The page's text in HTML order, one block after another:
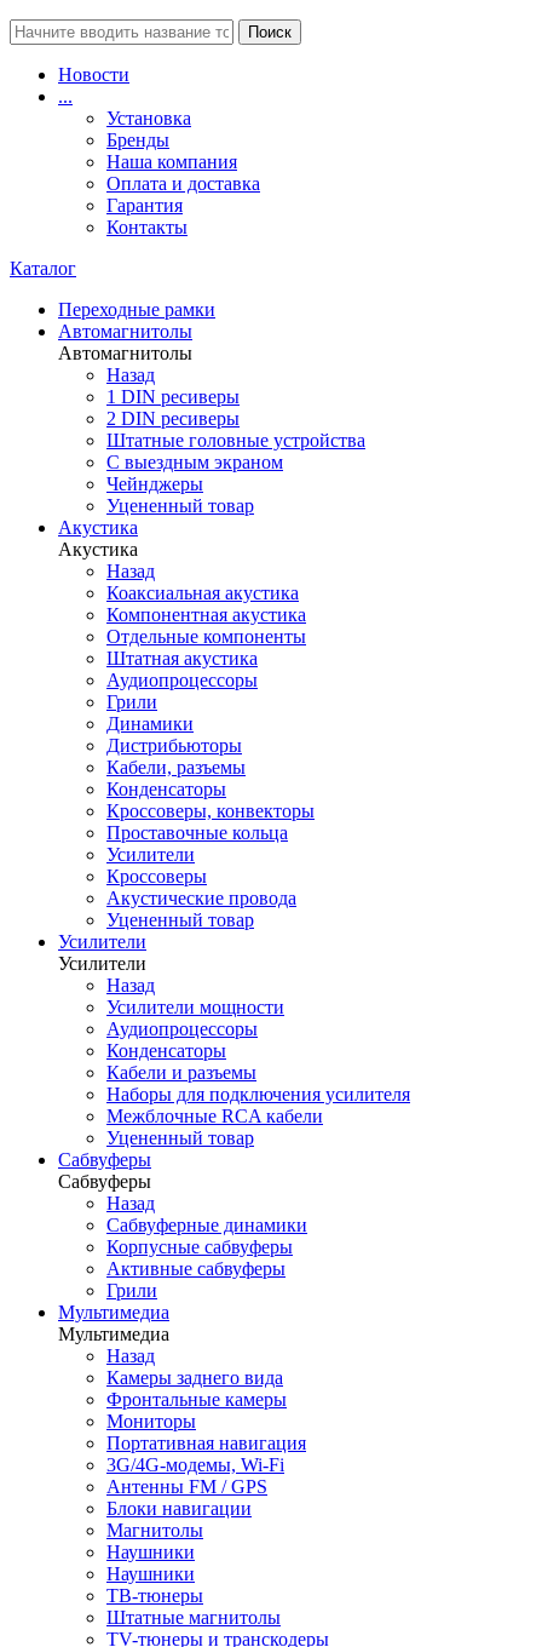
Поиск
Новости
...
Установка
Бренды
Наша компания
Оплата и доставка
Гарантия
Контакты
Каталог
Переходные рамки
Автомагнитолы
Автомагнитолы
Назад
1 DIN ресиверы
2 DIN ресиверы
Штатные головные устройства
С выездным экраном
Чейнджеры
Уцененный товар
Акустика
Акустика
Назад
Коаксиальная акустика
Компонентная акустика
Отдельные компоненты
Штатная акустика
Аудиопроцессоры
Грили
Динамики
Дистрибьюторы
Кабели, разъемы
Конденсаторы
Кроссоверы, конвекторы
Проставочные кольца
Усилители
Кроссоверы
Акустические провода
Уцененный товар
Усилители
Усилители
Назад
Усилители мощности
Аудиопроцессоры
Конденсаторы
Кабели и разъемы
Наборы для подключения усилителя
Межблочные RCA кабели
Уцененный товар
Сабвуферы
Сабвуферы
Назад
Сабвуферные динамики
Корпусные сабвуферы
Активные сабвуферы
Грили
Мультимедиа
Мультимедиа
Назад
Камеры заднего вида
Фронтальные камеры
Мониторы
Портативная навигация
3G/4G-модемы, Wi-Fi
Антенны FM / GPS
Блоки навигации
Магнитолы
Наушники
Наушники
ТВ-тюнеры
Штатные магнитолы
TV-тюнеры и транскодеры